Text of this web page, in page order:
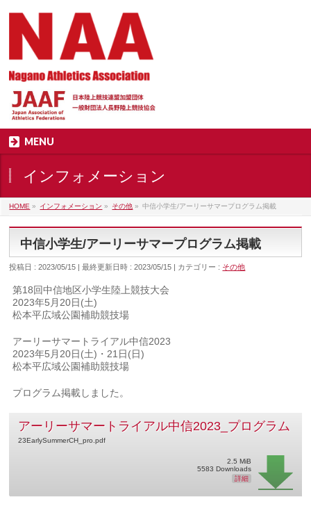
MENU
インフォメーション
HOME » インフォメーション » その他 » 中信小学生/アーリーサマープログラム掲載
中信小学生/アーリーサマープログラム掲載
投稿日 : 2023/05/15 最終更新日時 : 2023/05/15 カテゴリー : その他
第18回中信地区小学生陸上競技大会
2023年5月20日(土)
松本平広域公園補助競技場
アーリーサマートライアル中信2023
2023年5月20日(土)・21日(日)
松本平広域公園補助競技場
プログラム掲載しました。
アーリーサマートライアル中信2023_プログラム
23EarlySummerCH_pro.pdf
2.5 MiB
5583 Downloads
詳細